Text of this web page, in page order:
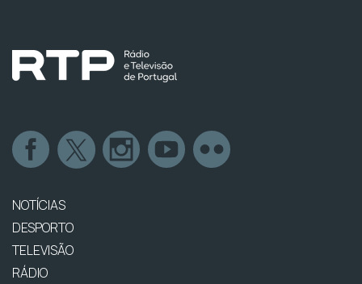
NOTÍCIAS
DESPORTO
TELEVISÃO
RÁDIO